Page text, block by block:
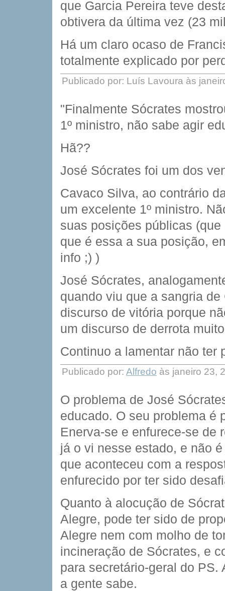
que Garcia Pereira teve
obtivera da última vez (23
Há um claro ocaso de
totalmente explicado por
Publicado por: Luís Lavoura às
"Finalmente Sócrates
1º ministro, não sabe agir
Hã??
José Sócrates foi um dos
Cavaco Silva, ao contrário
um excelente 1º ministro.
suas posições públicas
que é essa a sua posição,
info ;) )
José Sócrates,
quando viu que a sangria
discurso de vitória porque
um discurso de derrota
Continuo a lamentar não ter
Publicado por: Alfredo às janeiro 23,
O problema de José
educado. O seu problema é
Enerva-se e enfurece-se de
já o vi nesse estado, e não
que aconteceu com a
enfurecido por ter sido
Quanto à alocução de
Alegre, pode ter sido de
Alegre nem com molho de
incineração de Sócrates, e
para secretário-geral do
a gente sabe.